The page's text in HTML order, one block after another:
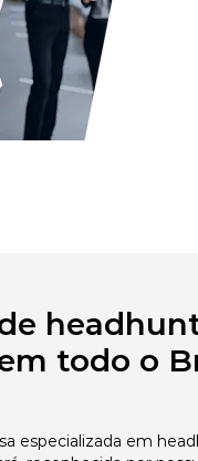
todo o
especializada em